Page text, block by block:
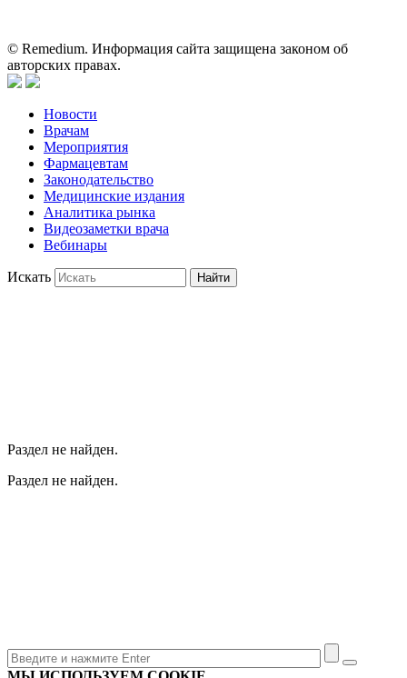
© Remedium. Информация сайта защищена законом об
авторских правах.
Новости
Врачам
Мероприятия
Фармацевтам
Законодательство
Медицинские издания
Аналитика рынка
Видеозаметки врача
Вебинары
Искать Найти
Раздел не найден.
Раздел не найден.